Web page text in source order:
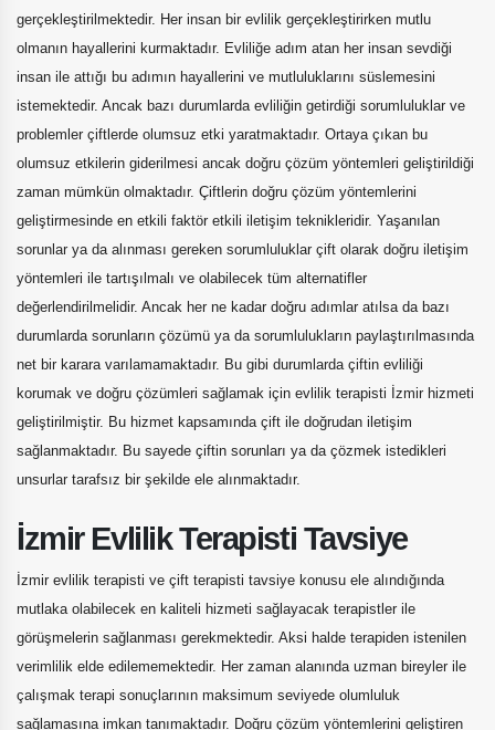
gerçekleştirilmektedir. Her insan bir evlilik gerçekleştirirken mutlu
olmanın hayallerini kurmaktadır. Evliliğe adım atan her insan sevdiği
insan ile attığı bu adımın hayallerini ve mutluluklarını süslemesini
istemektedir. Ancak bazı durumlarda evliliğin getirdiği sorumluluklar ve
problemler çiftlerde olumsuz etki yaratmaktadır. Ortaya çıkan bu
olumsuz etkilerin giderilmesi ancak doğru çözüm yöntemleri geliştirildiği
zaman mümkün olmaktadır. Çiftlerin doğru çözüm yöntemlerini
geliştirmesinde en etkili faktör etkili iletişim teknikleridir. Yaşanılan
sorunlar ya da alınması gereken sorumluluklar çift olarak doğru iletişim
yöntemleri ile tartışılmalı ve olabilecek tüm alternatifler
değerlendirilmelidir. Ancak her ne kadar doğru adımlar atılsa da bazı
durumlarda sorunların çözümü ya da sorumlulukların paylaştırılmasında
net bir karara varılamamaktadır. Bu gibi durumlarda çiftin evliliği
korumak ve doğru çözümleri sağlamak için evlilik terapisti İzmir hizmeti
geliştirilmiştir. Bu hizmet kapsamında çift ile doğrudan iletişim
sağlanmaktadır. Bu sayede çiftin sorunları ya da çözmek istedikleri
unsurlar tarafsız bir şekilde ele alınmaktadır.
İzmir Evlilik Terapisti Tavsiye
İzmir evlilik terapisti ve çift terapisti tavsiye konusu ele alındığında
mutlaka olabilecek en kaliteli hizmeti sağlayacak terapistler ile
görüşmelerin sağlanması gerekmektedir. Aksi halde terapiden istenilen
verimlilik elde edilememektedir. Her zaman alanında uzman bireyler ile
çalışmak terapi sonuçlarının maksimum seviyede olumluluk
sağlamasına imkan tanımaktadır. Doğru çözüm yöntemlerini geliştiren